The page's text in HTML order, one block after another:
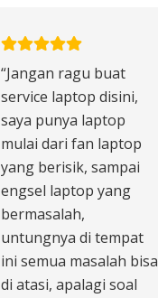
“Jangan ragu buat
service laptop disini,
saya punya laptop
mulai dari fan laptop
yang berisik, sampai
engsel laptop yang
bermasalah,
untungnya di tempat
ini semua masalah bisa
di atasi, apalagi soal